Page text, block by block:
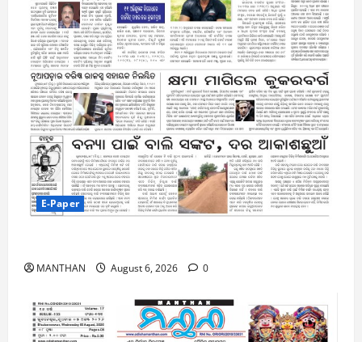
E-Paper
MANTHAN August 6, 2026 0